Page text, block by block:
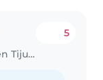
Trabajo para niñera en Tijuana
5